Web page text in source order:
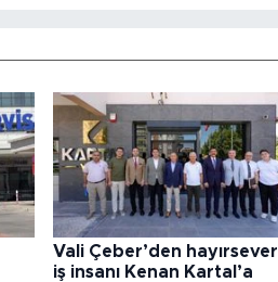
Vali Çeber’den hayırsever
iş insanı Kenan Kartal’a